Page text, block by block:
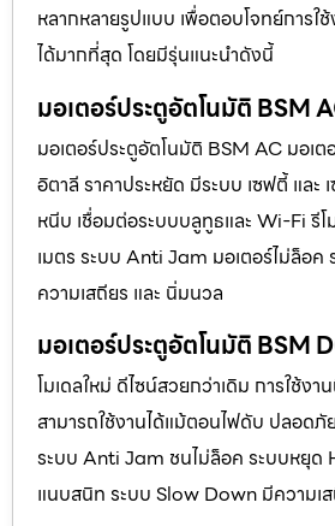
หลากหลายรูปแบบ เพื่อตอบโจทย์การ
ได้มากที่สุด โดยมีรุ่นแนะนำดังนี้
มอเตอร์ประตูอัตโนมัติ BSM
มอเตอร์ประตูอัตโนมัติ BSM AC มอเต
อิตาลี ราคาประหยัด มีระบบ เซฟตี้ และ
หนีบ เชื่อมต่อระบบบลูทูธและ Wi-Fi รีโ
เมตร ระบบ Anti Jam มอเตอร์ไม่ล็อ
ความเสถียร และ นิ่มนวล
มอเตอร์ประตูอัตโนมัติ BSM
โมเดลใหม่ ดีไซน์สวยกว่าเดิม การใช้ง
สามารถใช้งานได้แม้ตอนไฟดับ ปลอด
ระบบ Anti Jam ชนไม่ล็อค ระบบหยุด
แนบสนิท ระบบ Slow Down มีความเ